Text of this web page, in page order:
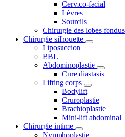
Cervico-facial
Lèvres
Sourcils
Chirurgie des lobes fondus
Chirurgie silhouette
Liposuccion
BBL
Abdominoplastie
Cure diastasis
Lifting corps
Bodylift
Cruroplastie
Brachioplastie
Mini-lift abdominal
Chirurgie intime
Nymphoplastie